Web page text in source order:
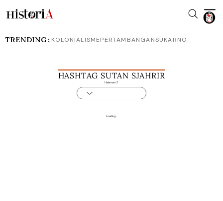
HASHTAG SUTAN SJAHRIR
Halaman 2
Loading...
TRENDING : KOLONIALISMEPERTAMBANGANSUKARNO